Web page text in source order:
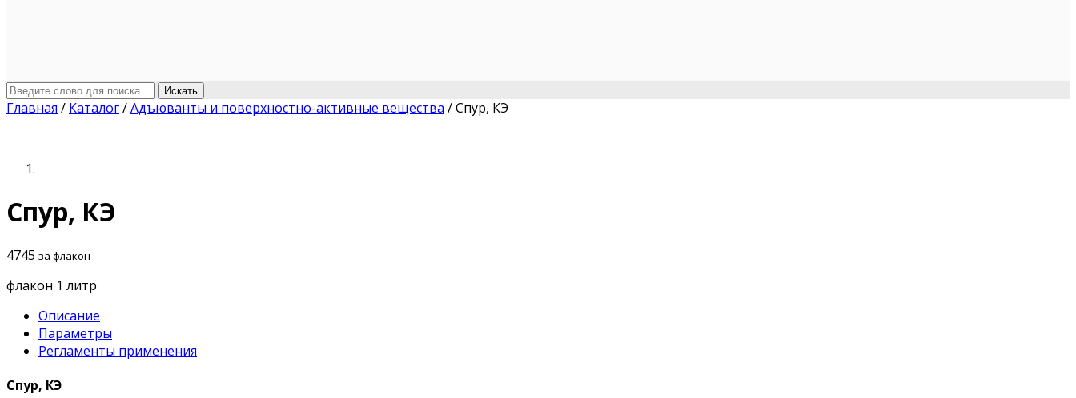
Искать
Главная / Каталог/Адъюванты и поверхностно-активные вещества /Спур, КЭ
Спур, КЭ
4745 за флакон
флакон 1 литр
Описание
Параметры
Регламенты применения
Спур, КЭ